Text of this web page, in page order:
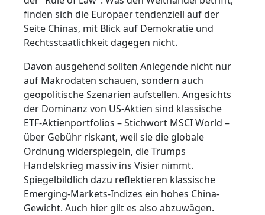
finden sich die Europäer tendenziell auf der
Seite Chinas, mit Blick auf Demokratie und
Rechtsstaatlichkeit dagegen nicht.
Davon ausgehend sollten Anlegende nicht nur
auf Makrodaten schauen, sondern auch
geopolitische Szenarien aufstellen. Angesichts
der Dominanz von US-Aktien sind klassische
ETF-Aktienportfolios – Stichwort MSCI World –
über Gebühr riskant, weil sie die globale
Ordnung widerspiegeln, die Trumps
Handelskrieg massiv ins Visier nimmt.
Spiegelbildlich dazu reflektieren klassische
Emerging-Markets-Indizes ein hohes China-
Gewicht. Auch hier gilt es also abzuwägen.